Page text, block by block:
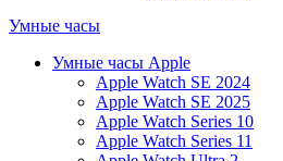
Умные часы
Умные часы Apple
Apple Watch SE 2024
Apple Watch SE 2025
Apple Watch Series 10
Apple Watch Series 11